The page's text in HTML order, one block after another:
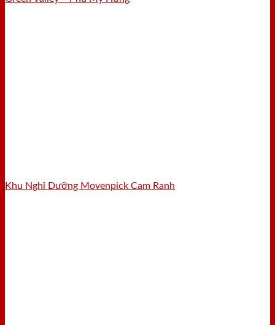
Khu Nghỉ Dưỡng Movenpick Cam Ranh